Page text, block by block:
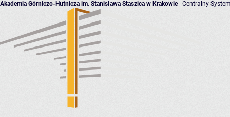
Akademia Górniczo-Hutnicza im. Stanisława Staszica w Krakowie- Centralny